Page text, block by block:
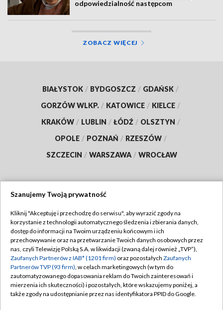
odpowiedzialność następcom
ZOBACZ WIĘCEJ
BIAŁYSTOK / BYDGOSZCZ / GDAŃSK /
GORZÓW WLKP. / KATOWICE / KIELCE /
KRAKÓW / LUBLIN / ŁÓDŹ / OLSZTYN /
OPOLE / POZNAŃ / RZESZÓW /
SZCZECIN / WARSZAWA / WROCŁAW
TVP
Abonament TVP
Emisja w TVP
Centrum informacji TVP
Naziemna Telewizja Cyfrowa
Regulamin TVP
Polityka prywatności
Moje zgody
Pomoc
Szanujemy Twoją prywatność
Kliknij "Akceptuję i przechodzę do serwisu", aby wyrazić zgody na
korzystanie z technologii automatycznego śledzenia i zbierania danych,
dostęp do informacji na Twoim urządzeniu końcowym i ich
przechowywanie oraz na przetwarzanie Twoich danych osobowych przez
nas, czyli Telewizję Polską S.A. w likwidacji (zwaną dalej również „TVP”),
Zaufanych Partnerów z IAB* (1201 firm) oraz pozostałych Zaufanych
Partnerów TVP (93 firm), w celach marketingowych (w tym do
zautomatyzowanego dopasowania reklam do Twoich zainteresowań i
mierzenia ich skuteczności) i pozostałych, które wskazujemy poniżej, a
także zgody na udostępnianie przez nas identyfikatora PPID do Google.